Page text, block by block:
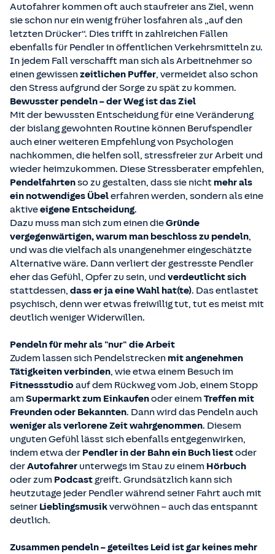
Autofahrer kommen oft auch staufreier ans Ziel, wenn
sie schon nur ein wenig früher losfahren als „auf den
letzten Drücker“. Dies trifft in zahlreichen Fällen
ebenfalls für Pendler in öffentlichen Verkehrsmitteln zu.
In jedem Fall verschafft man sich als Arbeitnehmer so
einen gewissenzeitlichen Puffer, vermeidet also schon
den Stress aufgrund der Sorge zu spät zu kommen.
Bewusster pendeln – der Weg ist das Ziel
Mit der bewussten Entscheidung für eine Veränderung
der bislang gewohnten Routine können Berufspendler
auch einer weiteren Empfehlung von Psychologen
nachkommen, die helfen soll, stressfreier zur Arbeit und
wieder heimzukommen. Diese Stressberater empfehlen,
Pendelfahrtenso zu gestalten, dass sie nicht mehr als
ein notwendiges Übelerfahren werden, sondern als eine
aktiveeigene Entscheidung.
Dazu muss man sich zum einen dieGründe
vergegenwärtigen, warum man beschloss zu pendeln,
und was die vielfach als unangenehmer eingeschätzte
Alternative wäre. Dann verliert der gestresste Pendler
eher das Gefühl, Opfer zu sein, und verdeutlicht sich
stattdessen, dass er ja eine Wahl hat(te). Das entlastet
psychisch, denn wer etwas freiwillig tut, tut es meist mit
deutlich weniger Widerwillen.
Pendeln für mehr als "nur" die Arbeit
Zudem lassen sich Pendelstrecken mit angenehmen
Tätigkeiten verbinden, wie etwa einem Besuch im
Fitnessstudio auf dem Rückweg vom Job, einem Stopp
am Supermarkt zum Einkaufenoder einem Treffen mit
Freunden oder Bekannten. Dann wird das Pendeln auch
weniger als verlorene Zeit wahrgenommen. Diesem
unguten Gefühl lässt sich ebenfalls entgegenwirken,
indem etwa der Pendler in der Bahn ein Buch liestoder
derAutofahrer unterwegs im Stau zu einem Hörbuch
oder zum Podcast greift. Grundsätzlich kann sich
heutzutage jeder Pendler während seiner Fahrt auch mit
seiner Lieblingsmusikverwöhnen – auch das entspannt
deutlich.
Zusammen pendeln – geteiltes Leid ist gar keines mehr